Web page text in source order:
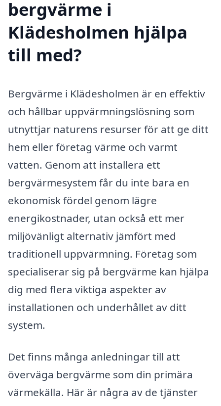
bergvärme i
Klädesholmen hjälpa
till med?
Bergvärme i Klädesholmen är en effektiv
och hållbar uppvärmningslösning som
utnyttjar naturens resurser för att ge ditt
hem eller företag värme och varmt
vatten. Genom att installera ett
bergvärmesystem får du inte bara en
ekonomisk fördel genom lägre
energikostnader, utan också ett mer
miljövänligt alternativ jämfört med
traditionell uppvärmning. Företag som
specialiserar sig på bergvärme kan hjälpa
dig med flera viktiga aspekter av
installationen och underhållet av ditt
system.
Det finns många anledningar till att
överväga bergvärme som din primära
värmekälla. Här är några av de tjänster